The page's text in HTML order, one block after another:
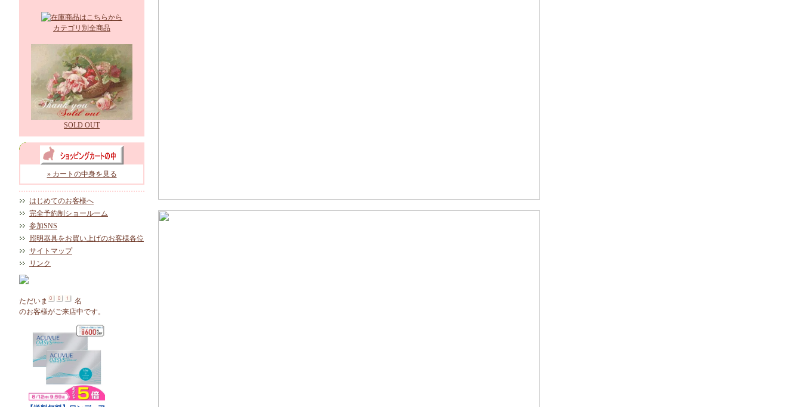
カテゴリ別全商品
SOLD OUT
» カートの中身を見る
はじめてのお客様へ
完全予約制ショールーム
参加SNS
照明器具をお買い上げのお客様各位
サイトマップ
リンク
ただいま
名
のお客様がご来店中です。